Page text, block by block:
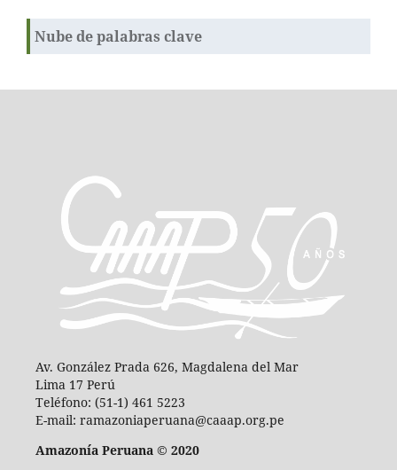
Nube de palabras clave
Av. González Prada 626, Magdalena del Mar
Lima 17 Perú
Teléfono: (51-1) 461 5223
E-mail: ramazoniaperuana@caaap.org.pe
Amazonía Peruana © 2020